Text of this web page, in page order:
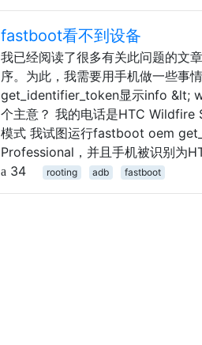
fastboot看不到设备
我已经阅读了很多有关此问题的文
序。为此，我需要用手机做一些事
get_identifier_token显示info &lt;
个主意？ 我的电话是HTC Wildfire
模式 我试图运行fastboot oem
Professional，并且手机被识别为
34
rooting adb fastboot